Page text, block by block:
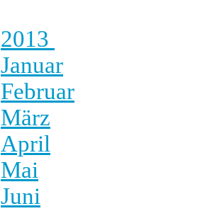
2013
Januar
Februar
März
April
Mai
Juni